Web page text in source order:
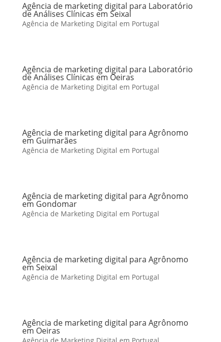
Agência de marketing digital para Laboratório
de Análises Clínicas em Seixal
Agência de Marketing Digital em Portugal
Agência de marketing digital para Laboratório
de Análises Clínicas em Oeiras
Agência de Marketing Digital em Portugal
Agência de marketing digital para Agrônomo
em Guimarães
Agência de Marketing Digital em Portugal
Agência de marketing digital para Agrônomo
em Gondomar
Agência de Marketing Digital em Portugal
Agência de marketing digital para Agrônomo
em Seixal
Agência de Marketing Digital em Portugal
Agência de marketing digital para Agrônomo
em Oeiras